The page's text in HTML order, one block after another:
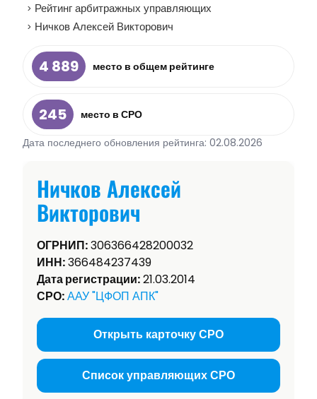
> Рейтинг арбитражных управляющих
> Ничков Алексей Викторович
4 889 место в общем рейтинге
245
место в СРО
Дата последнего обновления рейтинга: 02.08.2026
Ничков Алексей
Викторович
ОГРНИП:306366428200032
ИНН:366484237439
Дата регистрации:21.03.2014
СРО:ААУ "ЦФОП АПК"
Открыть карточку СРО
Список управляющих СРО